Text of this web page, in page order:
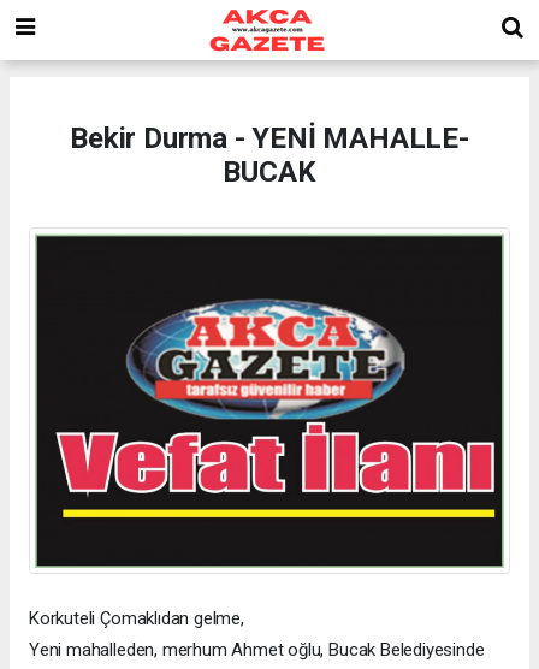
Bekir Durma - YENİ MAHALLE-
BUCAK
Korkuteli Çomaklıdan gelme,
Yeni mahalleden, merhum Ahmet oğlu, Bucak Belediyesinde